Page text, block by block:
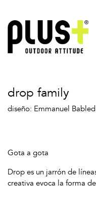
drop family
diseño: Emmanuel Babled
Gota a gota
Drop es un jarrón de
creativa evoca la forma